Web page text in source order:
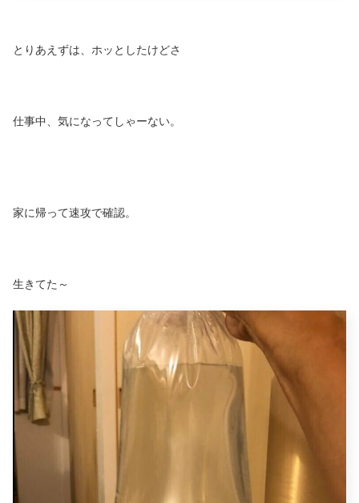
とりあえずは、ホッとしたけどさ
仕事中、気になってしゃーない。
家に帰って速攻で確認。
生きてた～